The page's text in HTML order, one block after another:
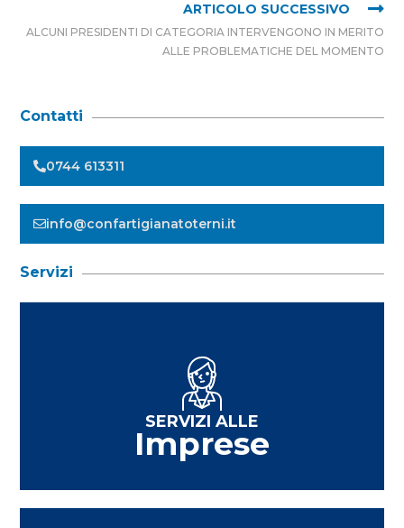
ARTICOLO SUCCESSIVO
ALCUNI PRESIDENTI DI CATEGORIA INTERVENGONO IN MERITO
ALLE PROBLEMATICHE DEL MOMENTO
Contatti
0744 613311
info@confartigianatoterni.it
Servizi
SERVIZI ALLE
Imprese